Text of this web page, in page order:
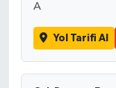
A
Yol Tarifi Al